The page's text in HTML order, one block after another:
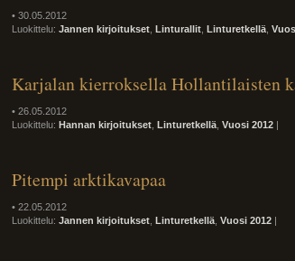
• 30.05.2012
Luokittelu: Jannen kirjoitukset Linturallit Linturetkellä
Karjalan kierroksella Hollantilaisten
• 26.05.2012
Luokittelu: Hannan kirjoitukset Linturetkellä Vuosi 2012 |
Pitempi arktikavapaa
• 22.05.2012
Luokittelu: Jannen kirjoitukset Linturetkellä Vuosi 2012 |